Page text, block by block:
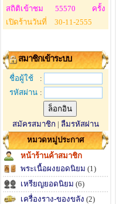
สถิติเข้าชม
55570
ครั้ง
เปิดร้านวันที่
30-11-2555
สมาชิกเข้าระบบ
ชื่อผู้ใช้
:
รหัสผ่าน :
สมัครสมาชิก | ลืมรหัสผ่าน
หมวดหมู่ประกาศ
หน้าร้านค้าสมาชิก
พระเนื้อผงยอดนิยม (1)
เหรียญยอดนิยม (6)
เครื่องราง-ของขลัง (2)